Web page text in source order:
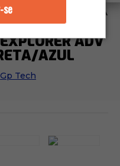
se Gp Tech Explorer
ADV
AZUL
Gp Tech